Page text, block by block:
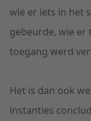
wie er iets in het
gebeurde, wie er
toegang werd
Het is dan ook
instanties